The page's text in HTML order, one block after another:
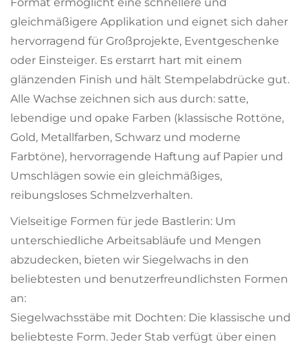
gleichmäßigere Applikation und eignet sich daher
hervorragend für Großprojekte, Eventgeschenke
oder Einsteiger. Es erstarrt hart mit einem
glänzenden Finish und hält Stempelabdrücke gut.
Alle Wachse zeichnen sich aus durch: satte,
lebendige und opake Farben (klassische Rottöne,
Gold, Metallfarben, Schwarz und moderne
Farbtöne), hervorragende Haftung auf Papier und
Umschlägen sowie ein gleichmäßiges,
reibungsloses Schmelzverhalten.
Vielseitige Formen für jede Bastlerin: Um
unterschiedliche Arbeitsabläufe und Mengen
abzudecken, bieten wir Siegelwachs in den
beliebtesten und benutzerfreundlichsten Formen
an:
Siegelwachsstäbe mit Dochten: Die klassische und
beliebteste Form. Jeder Stab verfügt über einen